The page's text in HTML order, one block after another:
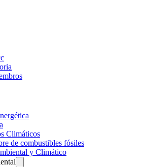
Climáticos
de combustibles fósiles
y Climático